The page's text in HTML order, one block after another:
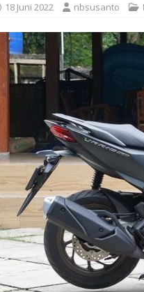
18 Juni 2022 nbsusanto